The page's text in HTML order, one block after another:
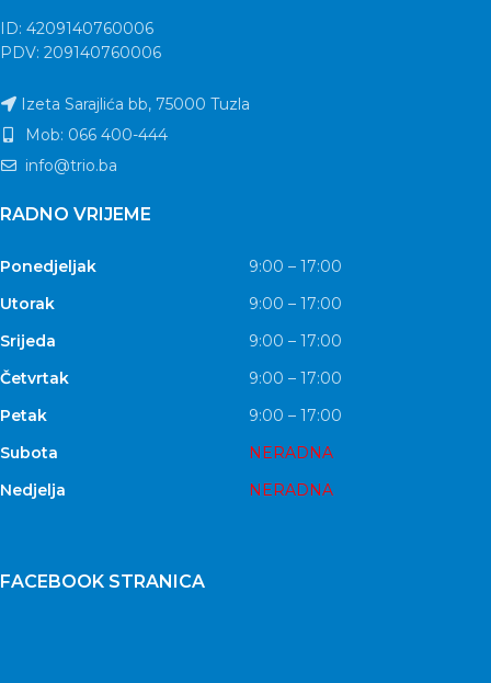
ID: 4209140760006
PDV: 209140760006
Izeta Sarajlića bb, 75000 Tuzla
Mob: 066 400-444
info@trio.ba
RADNO VRIJEME
Ponedjeljak
9:00 – 17:00
Utorak
9:00 – 17:00
Srijeda
9:00 – 17:00
Četvrtak
9:00 – 17:00
Petak
9:00 – 17:00
Subota
NERADNA
Nedjelja
NERADNA
FACEBOOK STRANICA